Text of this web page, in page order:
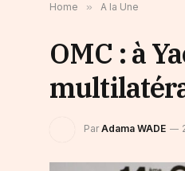
Home » A la Une
OMC : à
Par Adama WADE